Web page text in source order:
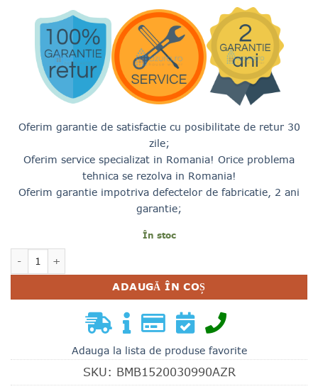
Oferim garantie de satisfactie cu posibilitate de retur 30
zile;
Oferim service specializat in Romania! Orice problema
tehnica se rezolva in Romania!
Oferim garantie impotriva defectelor de fabricatie, 2 ani
garantie;
În stoc
Cantitate FILTRU APA ULTRAZURA ZADA PRO BMB LINE
ADAUGĂ ÎN COȘ
Adauga la lista de produse favorite
SKU: BMB1520030990AZR